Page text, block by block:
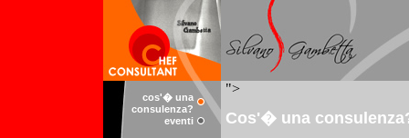
cos'� una
consulenza?
eventi